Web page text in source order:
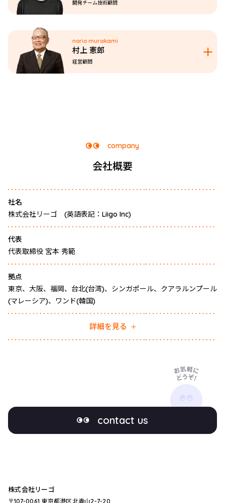
開発チーム技術顧問
norio murakami
村上 憲郎
経営顧問
company
会社概要
社名
株式会社リーゴ (英語表記：Liigo Inc)
代表
代表取締役 宮本 秀範
拠点
東京、大阪、福岡、台北(台湾)、シンガポール、クアラルンプール
(マレーシア)、ワンド(韓国)
本社所在地
〒107-0061
東京都港区北青山2-7-20 猪瀬ビル 2階
設立
2017年2月
経営顧問
村上憲郎 (Google米国本社 副社長兼 Google Japan 代表取締役社
営業顧問
川村益之 (㈱ジェイティービー常務取締役、グループ会社数社社長
メンバー
27名
詳細を見る
contact us
株式会社リーゴ
〒107-0061 東京都港区北青山2-7-20